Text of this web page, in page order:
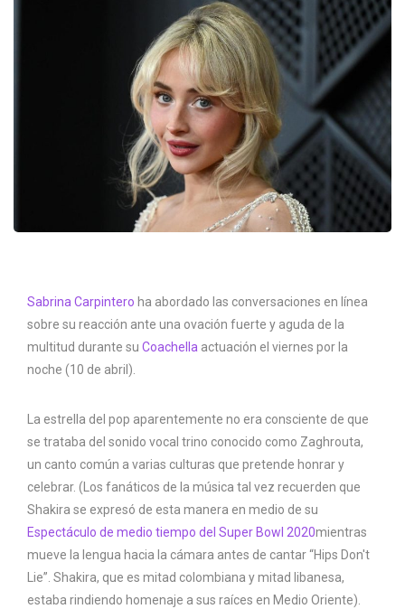
Sabrina Carpintero ha abordado las conversaciones en línea
sobre su reacción ante una ovación fuerte y aguda de la
multitud durante su Coachella actuación el viernes por la
noche (10 de abril).
La estrella del pop aparentemente no era consciente de que
se trataba del sonido vocal trino conocido como Zaghrouta,
un canto común a varias culturas que pretende honrar y
celebrar. (Los fanáticos de la música tal vez recuerden que
Shakira se expresó de esta manera en medio de su
Espectáculo de medio tiempo del Super Bowl 2020mientras
mueve la lengua hacia la cámara antes de cantar “Hips Don't
Lie”. Shakira, que es mitad colombiana y mitad libanesa,
estaba rindiendo homenaje a sus raíces en Medio Oriente).